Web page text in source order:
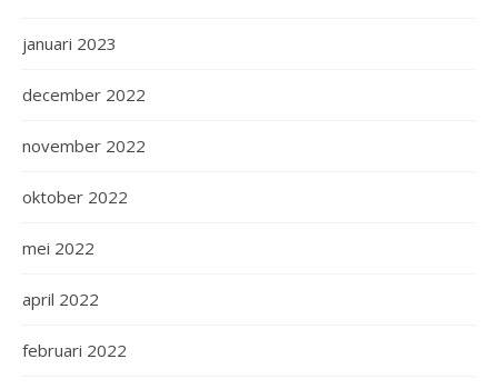
januari 2023
december 2022
november 2022
oktober 2022
mei 2022
april 2022
februari 2022